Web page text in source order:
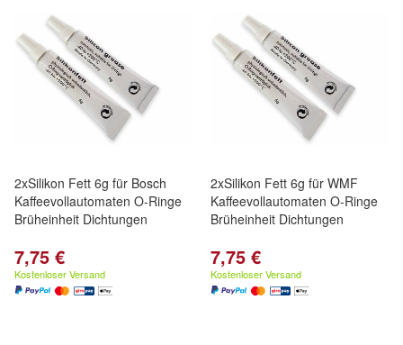
2xSilikon Fett 6g für Bosch
Kaffeevollautomaten O-Ringe
Brüheinheit Dichtungen
7,75 €
Kostenloser Versand
2xSilikon Fett 6g für WMF
Kaffeevollautomaten O-Ringe
Brüheinheit Dichtungen
7,75 €
Kostenloser Versand